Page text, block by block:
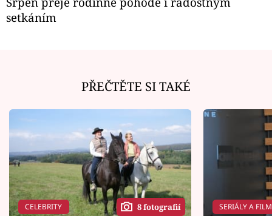
setkáním
PŘEČTĚTE SI TAKÉ
CELEBRITY 8 fotografií SERIÁLY A